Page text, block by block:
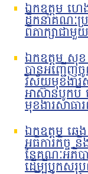
ឯកឧត្តម ហេ
ដឹកនាំគណៈប្រ
ពិភាក្សាជាមួ
ឯកឧត្តម សុខ
បានអញ្ជើញចូ
វិស័យមុខងារ
អាស៊ានបូកបី
មុខងារសាធា
ឯកឧត្តម ឆេ
អធិការកិច្ច
នៃគណៈអភិប
ដើម្បីបូកសរុ